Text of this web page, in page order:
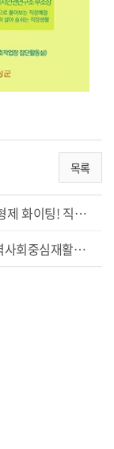
목록
[21.10.21] 꿈의 공작소 독수리 5형제 화이팅! 직원회식
[21.10.07] 꿈의 공작소 2021 지역사회중심재활사업 운동 UP 건강 UP (의성군보건소연...